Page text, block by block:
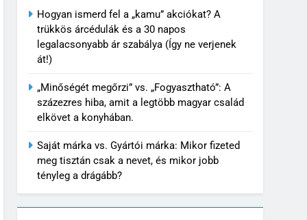
Hogyan ismerd fel a „kamu” akciókat? A
trükkös árcédulák és a 30 napos
legalacsonyabb ár szabálya (Így ne verjenek
át!)
„Minőségét megőrzi” vs. „Fogyasztható”: A
százezres hiba, amit a legtöbb magyar család
elkövet a konyhában.
Saját márka vs. Gyártói márka: Mikor fizeted
meg tisztán csak a nevet, és mikor jobb
tényleg a drágább?